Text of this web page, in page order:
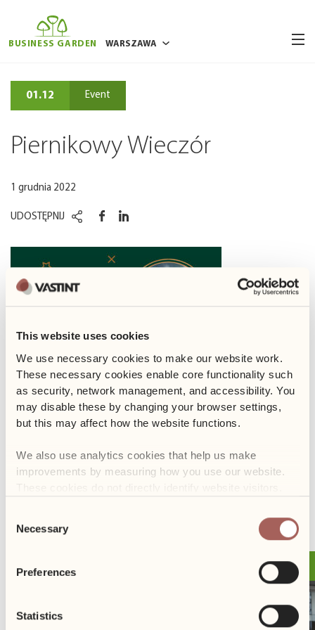
This website uses cookies
We use necessary cookies to make our website work.
These necessary cookies enable core functionality such
as security, network management, and accessibility. You
may disable these by changing your browser settings,
but this may affect how the website functions.
We also use analytics cookies that help us make
improvements by measuring how you use our website.
Selection
Necessary
Preferences
Statistics
BUSINESS GARDEN WARSZAWA
RYGA
01.12 Event
Piernikowy Wieczór
1 grudnia 2022
UDOSTĘPNIJ
Piernikowy Wieczór odbędzie się w lobby budynku 18A.
Przyjdź i udekoruj pierniki dla siebie lub kogoś bliskiego w
26.11